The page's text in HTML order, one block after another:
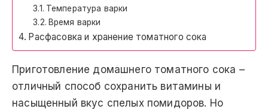
Температура варки
Время варки
Расфасовка и хранение томатного сока
Приготовление домашнего томатного сока –
отличный способ сохранить витамины и
насыщенный вкус спелых помидоров. Но